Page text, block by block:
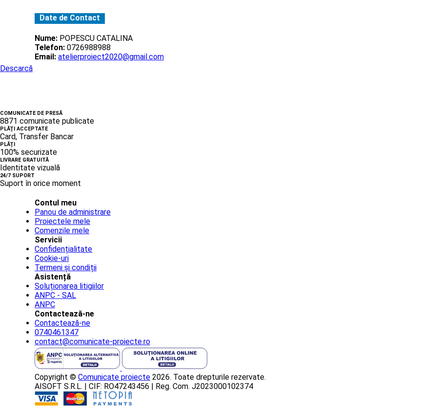
Date de Contact
Nume: POPESCU CATALINA
Telefon: 0726988988
Email: atelierproiect2020@gmail.com
Descarcă
COMUNICATE DE PRESĂ
8871 comunicate publicate
PLĂȚI ACCEPTATE
Card, Transfer Bancar
PLĂȚI
100% securizate
LIVRARE GRATUITĂ
Identitate vizuală
24/7 SUPORT
Suport în orice moment
Contul meu
Panou de administrare
Proiectele mele
Comenzile mele
Servicii
Confidențialitate
Cookie-uri
Termeni și condiții
Asistență
Soluționarea litigiilor
ANPC - SAL
ANPC
Contactează-ne
Contactează-ne
0740461347
contact@comunicate-proiecte.ro
Copyright © Comunicate proiecte 2026. Toate drepturile rezervate.
AISOFT S.R.L. | CIF: RO47243456 | Reg. Com. J2023000102374